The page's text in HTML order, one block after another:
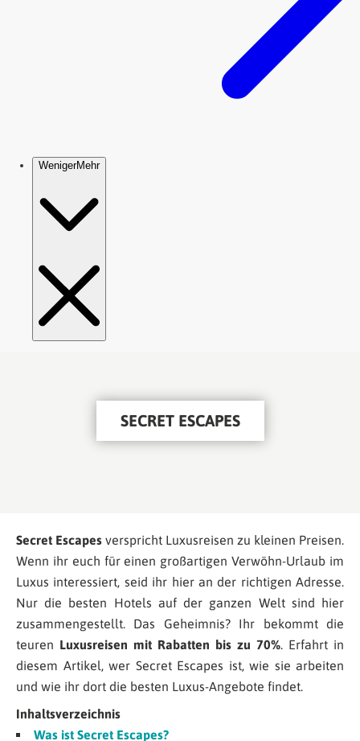
SECRET ESCAPES
Secret Escapes verspricht Luxusreisen zu kleinen Preisen.
Wenn ihr euch für einen großartigen Verwöhn-Urlaub im
Luxus interessiert, seid ihr hier an der richtigen Adresse.
Nur die besten Hotels auf der ganzen Welt sind hier
zusammengestellt. Das Geheimnis? Ihr bekommt die
teuren Luxusreisen mit Rabatten bis zu 70%. Erfahrt in
diesem Artikel, wer Secret Escapes ist, wie sie arbeiten
und wie ihr dort die besten Luxus-Angebote findet.
Inhaltsverzeichnis
Was ist Secret Escapes?